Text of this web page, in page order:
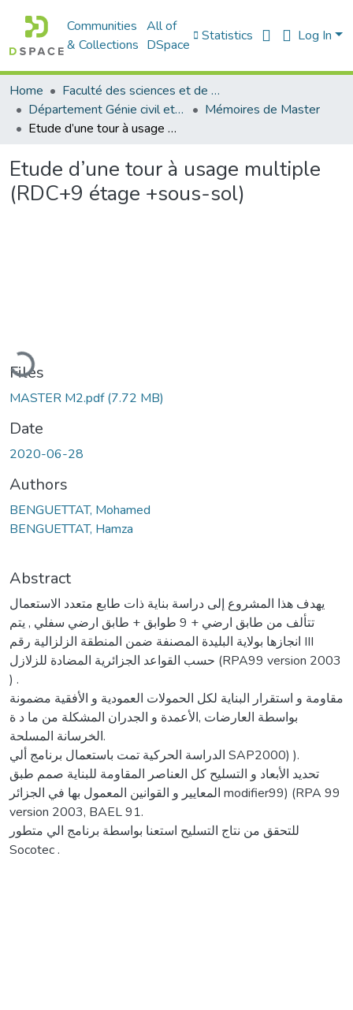
Communities
& Collections
All of
DSpace
Statistics Log In
Home
Faculté des sciences et de la technologie
Département Génie civil et Architecture
Mémoires de Master
Etude d’une tour à usage multiple (RDC+9 étage +sous-sol)
Etude d’une tour à usage multiple
(RDC+9 étage +sous-sol)
Loading...
Files
MASTER M2.pdf(7.72 MB)
Date
2020-06-28
Authors
BENGUETTAT, Mohamed
BENGUETTAT, Hamza
Abstract
يهدف هذا المشروع إلى دراسة بناية ذات طابع متعدد الاستعمال
تتألف من طابق ارضي + 9 طوابق + طابق ارضي سفلي , يتم
انجازها بولاية البليدة المصنفة ضمن المنطقة الزلزالية رقم III
حسب القواعد الجزائرية المضادة للزلازل (RPA99 version 2003
) .
مقاومة و استقرار البناية لكل الحمولات العمودية و الأفقية مضمونة
بواسطة العارضات ,الأعمدة و الجدران المشكلة من ما د ة
الخرسانة المسلحة.
الدراسة الحركية تمت باستعمال برنامج ألي SAP2000) ).
تحديد الأبعاد و التسليح كل العناصر المقاومة للبناية صمم طبق
المعايير و القوانين المعمول بها في الجزائر modifier99) (RPA 99
version 2003, BAEL 91.
للتحقق من نتاج التسليح استعنا بواسطة برنامج الي متطور
Socotec .